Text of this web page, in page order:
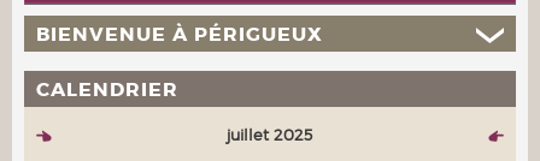
BIENVENUE À PÉRIGUEUX
CALENDRIER
juillet 2025